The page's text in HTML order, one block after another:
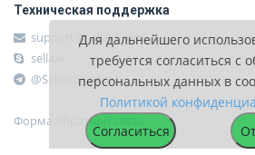
Для дальнейшего
требуется согласиться с
персональных данных в
Политикой
Согласиться
Техническая поддержка
support@sellaxi.com
sellaxi
@SellaxiSupport
Форма обратной связи